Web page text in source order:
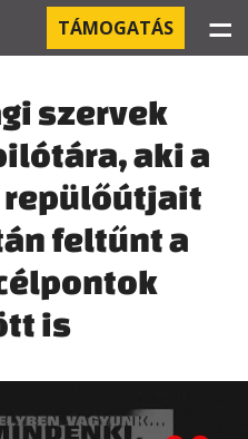
TÁMOGATÁS ☰
szervek
aki a
repülőútjait
feltűnt a
is